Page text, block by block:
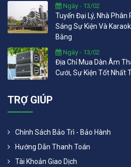
Ngày - 13/02
Tuyển Đại Lý, Nhà
Sáng Sự Kiện Và
Bằng
Ngày - 13/02
Địa Chỉ Mua Dàn Âm
Cưới, Sự Kiện Tốt Nhất
TRỢ GIÚP
Chính Sách Bảo Trì - Bảo Hành
Hướng Dẫn Thanh Toán
Tài Khoản Giao Dịch